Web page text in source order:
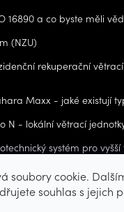
soubory cookie.
souhlas s jejich
16890 a co byste měli
(NZU)
rekuperační
Maxx - jaké existují
N - lokální větrací
systém pro